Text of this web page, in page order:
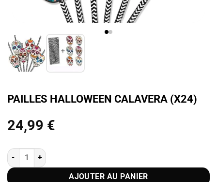
PAILLES HALLOWEEN CALAVERA (X24)
24,99 €
quantité de Pailles Halloween Calavera (x24)
AJOUTER AU PANIER